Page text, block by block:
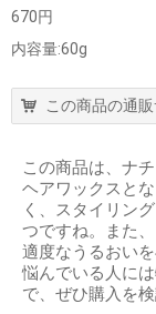
670円
内容量:60g
この商品の通
この商品は、ナ
ヘアワックスと
く、スタイリン
つですね。また
適度なうるおい
悩んでいる人に
で、ぜひ購入を